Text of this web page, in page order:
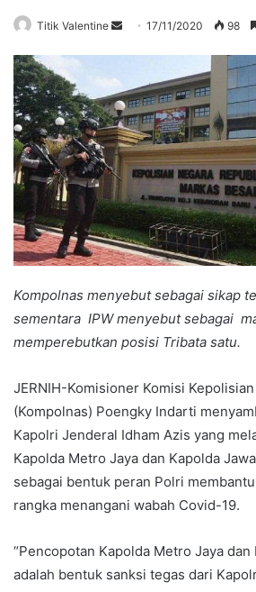
Titik Valentine
Send17/11/2020 98
Kompolnas menyebut sebagai sikap
sementara IPW menyebut sebagai
memperebutkan posisi Tribata satu.
JERNIH-Komisioner Komisi
(Kompolnas) Poengky Indarti
Kapolri Jenderal Idham Azis yang
Kapolda Metro Jaya dan Kapolda
sebagai bentuk peran Polri
rangka menangani wabah Covid-19.
“Pencopotan Kapolda Metro Jaya dan
adalah bentuk sanksi tegas dari